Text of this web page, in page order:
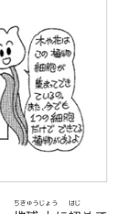
ちきゅうじょう はじ